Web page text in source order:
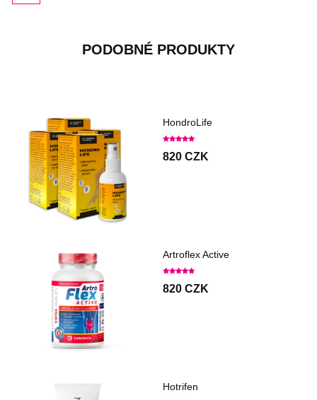
PODOBNÉ PRODUKTY
HondroLife
820 CZK
Artroflex Active
820 CZK
Hotrifen